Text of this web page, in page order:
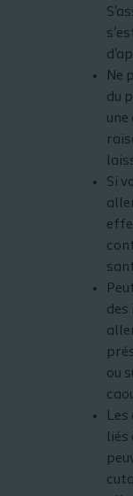
Ne
du
Si
ou